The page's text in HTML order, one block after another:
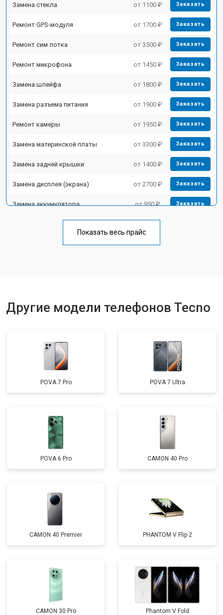
Замена стекла от 1100 ₽ Заказать
Ремонт GPS-модуля от 1700 ₽ Заказать
Ремонт сим лотка от 3500 ₽ Заказать
Ремонт микрофона от 1450 ₽ Заказать
Замена шлейфа от 1800 ₽ Заказать
Замена разъема питания от 1900 ₽ Заказать
Ремонт камеры от 1950 ₽ Заказать
Замена материнской платы от 3300 ₽ Заказать
Замена задней крышки от 1400 ₽ Заказать
Замена дисплея (экрана) от 2700 ₽ Заказать
Замена аккумулятора от 950 ₽ Заказать
Ремонт цепи питания от 3200 ₽
Показать весь прайс
Другие модели телефонов Tecno
POVA 7 Pro POVA 7 Ultra
POVA 6 Pro CAMON 40 Pro
CAMON 40 Premier PHANTOM V Flip 2
CAMON 30 Pro Phantom V Fold